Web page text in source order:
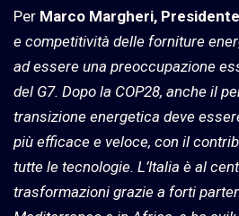
Per Marco Margheri,
e competitività delle forniture
ad essere una preoccupazione
del G7. Dopo la COP28, anche il
transizione energetica deve
più efficace e veloce, con il
tutte le tecnologie. L’Italia è al
trasformazioni grazie a forti